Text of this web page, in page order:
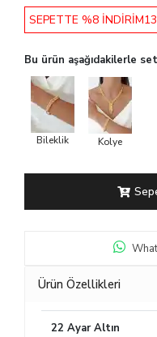
SEPETTE %8 İNDİRİM
Bu ürün aşağıdakilerle
Bileklik Kolye
Ürün Özellikleri
22 Ayar Altın